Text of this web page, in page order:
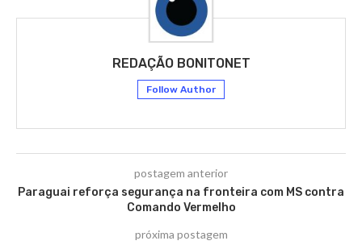
REDAÇÃO BONITONET
Follow Author
postagem anterior
Paraguai reforça segurança na fronteira com MS contra
Comando Vermelho
próxima postagem